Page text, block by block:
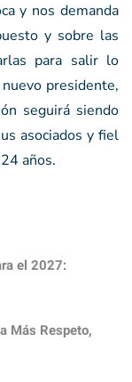
y nos demanda
y sobre las
para salir lo
presidente,
seguirá siendo
asociados y fiel
años.
el 2027:
Más Respeto,